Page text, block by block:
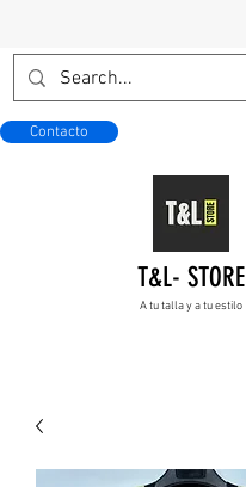
Contacto
T&L- STORE
A tu talla y a tu estilo